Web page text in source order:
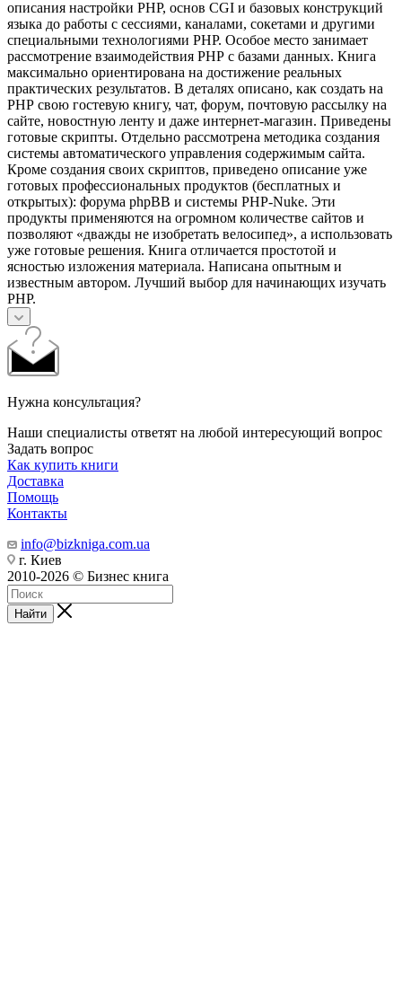
описания настройки РНР, основ CGI и базовых конструкций
языка до работы с сессиями, каналами, сокетами и другими
специальными технологиями РНР. Особое место занимает
рассмотрение взаимодействия РНР с базами данных. Книга
максимально ориентирована на достижение реальных
практических результатов. В деталях описано, как создать на
РНР свою гостевую книгу, чат, форум, почтовую рассылку на
сайте, новостную ленту и даже интернет-магазин. Приведены
готовые скрипты. Отдельно рассмотрена методика создания
системы автоматического управления содержимым сайта.
Кроме создания своих скриптов, приведено описание уже
готовых профессиональных продуктов (бесплатных и
открытых): форума phpBB и системы PHP-Nuke. Эти
продукты применяются на огромном количестве сайтов и
позволяют «дважды не изобретать велосипед», а использовать
уже готовые решения. Книга отличается простотой и
ясностью изложения материала. Написана опытным и
известным автором. Лучший выбор для начинающих изучать
РНР.
Нужна консультация?
Наши специалисты ответят на любой интересующий вопрос
Задать вопрос
Как купить книги
Доставка
Помощь
Контакты
info@bizkniga.com.ua
г. Киев
2010-2026 © Бизнес книга
Найти